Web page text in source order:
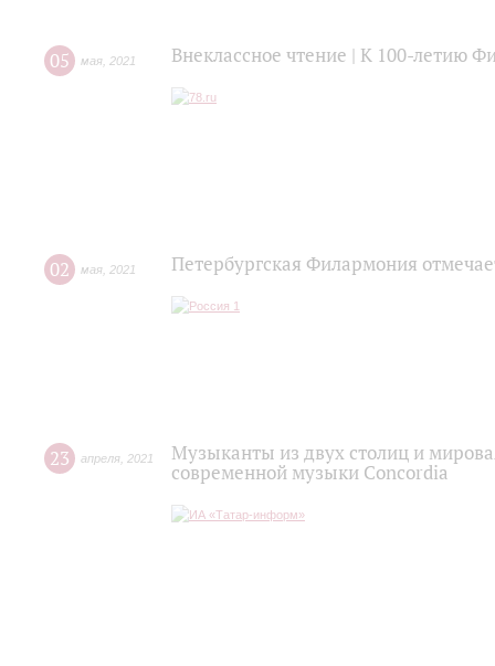
05 мая 2021 Внеклассное чтение | К 100-летию
02 мая 2021 Петербургская Филармония
23 апреля 2021
Музыканты из двух столиц и
современной музыки Concordia